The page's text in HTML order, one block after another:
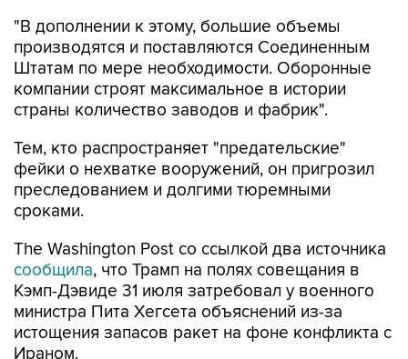
"В дополнении к этому, большие объемы
производятся и поставляются Соединенным
Штатам по мере необходимости. Оборонные
компании строят максимальное в истории
страны количество заводов и фабрик".
Тем, кто распространяет "предательские"
фейки о нехватке вооружений, он пригрозил
преследованием и долгими тюремными
сроками.
The Washington Post со ссылкой два источника
сообщила, что Трамп на полях совещания в
Кэмп-Дэвиде 31 июля затребовал у военного
министра Пита Хегсета объяснений из-за
истощения запасов ракет на фоне конфликта с
Ираном.